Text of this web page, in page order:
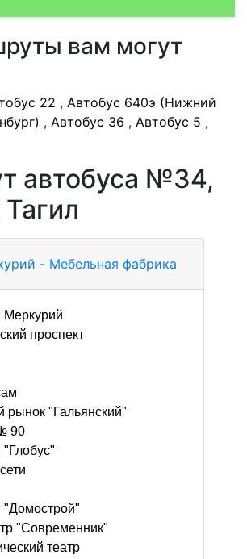
вам могут
22 , Автобус 640э (Нижний
, Автобус 36 , Автобус 5 ,
автобуса №34,
- Мебельная фабрика
Меркурий
проспект
рынок "Гальянский"
90
"Глобус"
"Домострой"
"Современник"
театр